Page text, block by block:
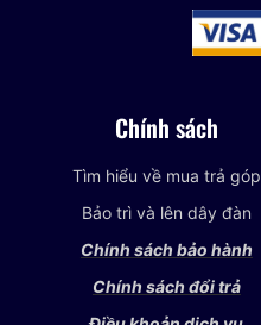
Chính sách
Tìm hiểu về mua trả góp
Bảo trì và lên dây đàn
Chính sách bảo hành
Chính sách đổi trả